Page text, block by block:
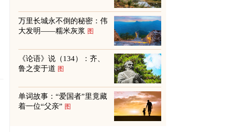
万里长城永不倒的秘密：伟
大发明——糯米灰浆 图
《论语》说（134）：齐、
鲁之变于道 图
单词故事：“爱国者”里竟藏
着一位“父亲” 图